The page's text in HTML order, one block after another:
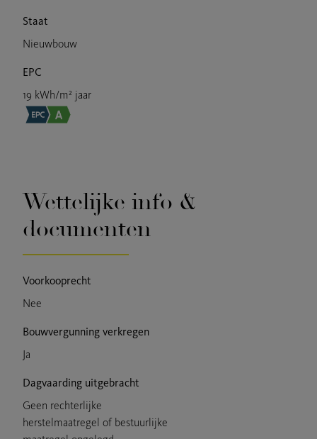
Staat
Nieuwbouw
EPC
19 kWh/m² jaar
Wettelijke info &
documenten
Voorkooprecht
Nee
Bouwvergunning verkregen
Ja
Dagvaarding uitgebracht
Geen rechterlijke
herstelmaatregel of bestuurlijke